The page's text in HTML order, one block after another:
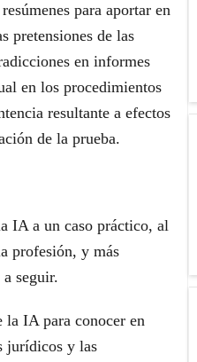
para aportar en
pretensiones de las
en informes
en los procedimientos
resultante a efectos
de la prueba.
IA a un caso práctico, al
profesión, y más
seguir.
la IA para conocer en
jurídicos y las